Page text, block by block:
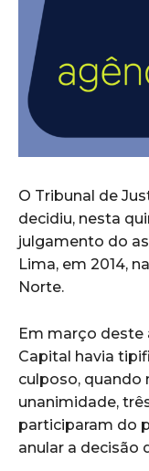
O Tribunal de
decidiu, nesta
julgamento do
Lima, em 2014,
Norte.
Em março deste
Capital havia
culposo, quando
unanimidade,
participaram do
anular a decisão